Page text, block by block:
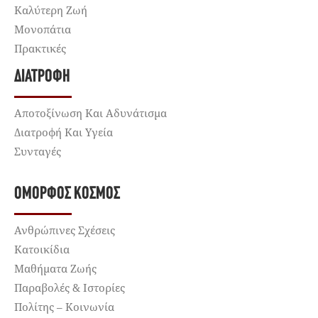
Καλύτερη Ζωή
Μονοπάτια
Πρακτικές
ΔΙΑΤΡΟΦΉ
Αποτοξίνωση Και Αδυνάτισμα
Διατροφή Και Υγεία
Συνταγές
ΌΜΟΡΦΟΣ ΚΌΣΜΟΣ
Ανθρώπινες Σχέσεις
Κατοικίδια
Μαθήματα Ζωής
Παραβολές & Ιστορίες
Πολίτης – Κοινωνία